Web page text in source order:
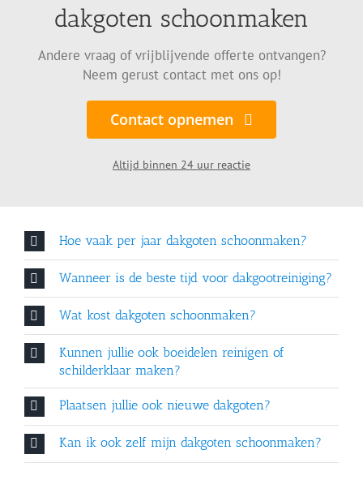
dakgoten schoonmaken
Andere vraag of vrijblijvende offerte ontvangen?
Neem gerust contact met ons op!
Contact opnemen
Altijd binnen 24 uur reactie
Hoe vaak per jaar dakgoten schoonmaken?
Wanneer is de beste tijd voor dakgootreiniging?
Wat kost dakgoten schoonmaken?
Kunnen jullie ook boeidelen reinigen of
schilderklaar maken?
Plaatsen jullie ook nieuwe dakgoten?
Kan ik ook zelf mijn dakgoten schoonmaken?